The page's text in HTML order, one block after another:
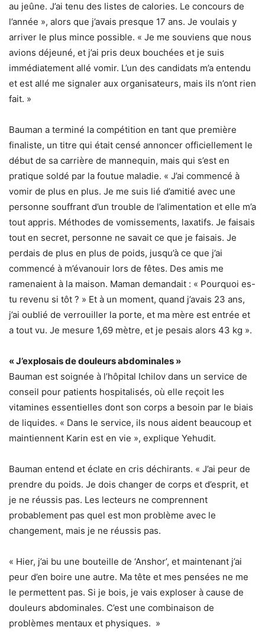
au jeûne. J’ai tenu des listes de calories. Le concours de
l’année », alors que j’avais presque 17 ans. Je voulais y
arriver le plus mince possible. « Je me souviens que nous
avions déjeuné, et j’ai pris deux bouchées et je suis
immédiatement allé vomir. L’un des candidats m’a entendu
et est allé me ​​signaler aux organisateurs, mais ils n’ont rien
fait. »
Bauman a terminé la compétition en tant que première
finaliste, un titre qui était censé annoncer officiellement le
début de sa carrière de mannequin, mais qui s’est en
pratique soldé par la foutue maladie. « J’ai commencé à
vomir de plus en plus. Je me suis lié d’amitié avec une
personne souffrant d’un trouble de l’alimentation et elle m’a
tout appris. Méthodes de vomissements, laxatifs. Je faisais
tout en secret, personne ne savait ce que je faisais. Je
perdais de plus en plus de poids, jusqu’à ce que j’ai
commencé à m’évanouir lors de fêtes. Des amis me
ramenaient à la maison. Maman demandait : « Pourquoi es-
tu revenu si tôt ? » Et à un moment, quand j’avais 23 ans,
j’ai oublié de verrouiller la porte, et ma mère est entrée et
a tout vu. Je mesure 1,69 mètre, et je pesais alors 43 kg ».
« J’explosais de douleurs abdominales »
Bauman est soignée à l’hôpital Ichilov dans un service de
conseil pour patients hospitalisés, où elle reçoit les
vitamines essentielles dont son corps a besoin par le biais
de liquides. « Dans le service, ils nous aident beaucoup et
maintiennent Karin est en vie », explique Yehudit.
Bauman entend et éclate en cris déchirants. « J’ai peur de
prendre du poids. Je dois changer de corps et d’esprit, et
je ne réussis pas. Les lecteurs ne comprennent
probablement pas quel est mon problème avec le
changement, mais je ne réussis pas.
« Hier, j’ai bu une bouteille de ‘Anshor’, et maintenant j’ai
peur d’en boire une autre. Ma tête et mes pensées ne me
le permettent pas. Si je bois, je vais exploser à cause de
douleurs abdominales. C’est une combinaison de
problèmes mentaux et physiques. »